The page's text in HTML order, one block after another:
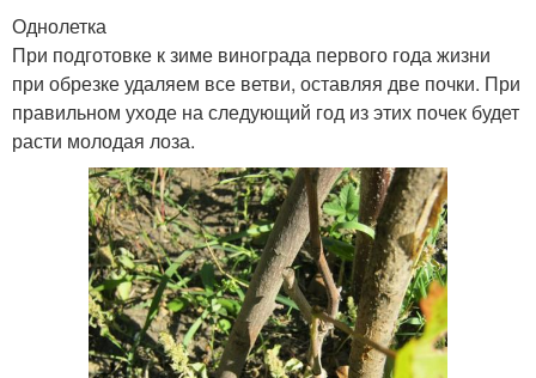
Однолетка
При подготовке к зиме винограда первого года жизни
при обрезке удаляем все ветви, оставляя две почки. При
правильном уходе на следующий год из этих почек будет
расти молодая лоза.